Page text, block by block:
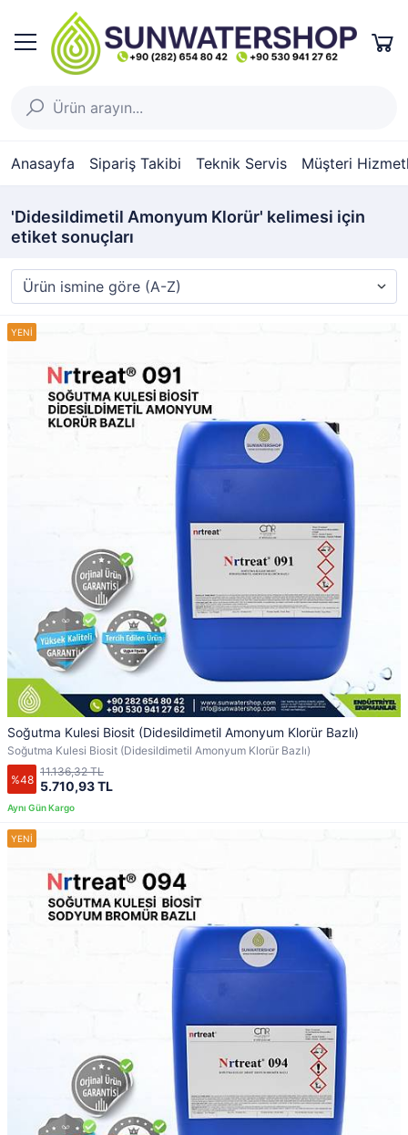
Anasayfa Sipariş Takibi Teknik Servis Müşteri
'Didesildimetil Amonyum Klorür' kelimesi için
etiket sonuçları
Soğutma Kulesi Biosit (Didesildimetil Amonyum Klorür Bazlı)
Soğutma Kulesi Biosit (Didesildimetil Amonyum Klorür Bazlı)
%48 5.710,93 TL
11.136,32 TL